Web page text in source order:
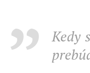
Kedy